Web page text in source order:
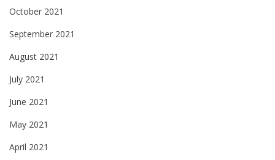
October 2021
September 2021
August 2021
July 2021
June 2021
May 2021
April 2021